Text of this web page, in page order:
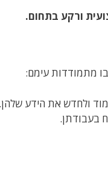
ורקע בתחום.
מתמודדות עימם:
ולחדש את הידע שלהן.
בעבודתן.